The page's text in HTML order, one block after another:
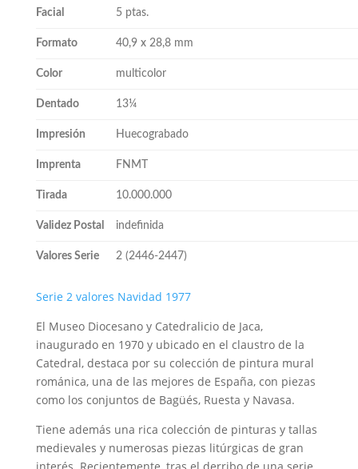
Facial 5 ptas.
Formato 40,9 x 28,8 mm
Color multicolor
Dentado 13¼
Impresión Huecograbado
Imprenta FNMT
Tirada 10.000.000
Validez Postal indefinida
Valores Serie 2 (2446-2447)
Serie 2 valores Navidad 1977
El Museo Diocesano y Catedralicio de Jaca,
inaugurado en 1970 y ubicado en el claustro de la
Catedral, destaca por su colección de pintura mural
románica, una de las mejores de España, con piezas
como los conjuntos de Bagüés, Ruesta y Navasa.
Tiene además una rica colección de pinturas y tallas
medievales y numerosas piezas litúrgicas de gran